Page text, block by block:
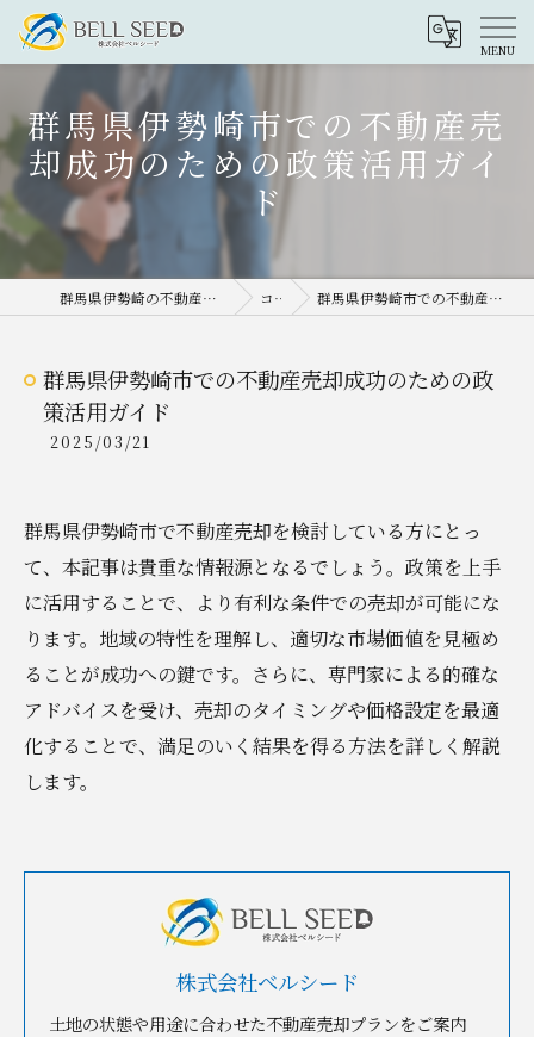
群馬県伊勢崎市での不動産売
却成功のための政策活用ガイ
ド
群馬県伊勢崎の不動産売却なら株式会社ベルシード コラム 群馬県伊勢崎市での不動産売却成功のための政策活用ガイド
群馬県伊勢崎市での不動産売却成功のための政
策活用ガイド
2025/03/21
群馬県伊勢崎市で不動産売却を検討している方にとっ
て、本記事は貴重な情報源となるでしょう。政策を上手
に活用することで、より有利な条件での売却が可能にな
ります。地域の特性を理解し、適切な市場価値を見極め
ることが成功への鍵です。さらに、専門家による的確な
アドバイスを受け、売却のタイミングや価格設定を最適
化することで、満足のいく結果を得る方法を詳しく解説
します。
株式会社ベルシード
土地の状態や用途に合わせた不動産売却プランをご案内